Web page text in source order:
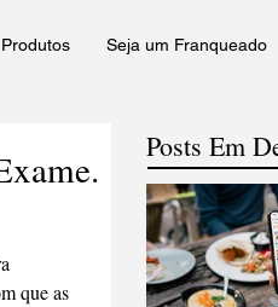
Produtos Seja um Franqueado
que as
Posts Em